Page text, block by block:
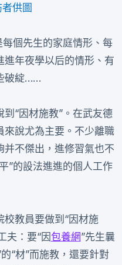
供圖
個先生的家庭情形、每
年夜學以后的情形、有
破綻……
“因材施教”。在武友德
來說尤為主要。不少離職
并不傑出，進修習氣也不
”的設法進進的個人工作
教員要做到“因材施
夫：要“因包養網”先生曩
“材”而施教，還要針對